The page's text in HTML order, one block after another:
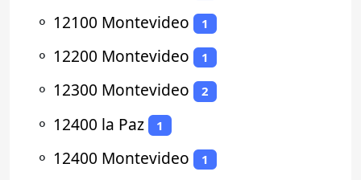
⚬ 12100 Montevideo 1
⚬ 12200 Montevideo 1
⚬ 12300 Montevideo 2
⚬ 12400 la Paz 1
⚬ 12400 Montevideo 1